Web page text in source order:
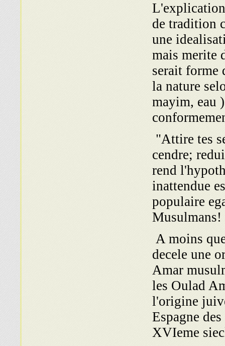
de tradition
une
mais merite
serait forme
la nature
mayim, eau
"Attire tes
cendre;
rend
inattendue
populaire
Musulmans!
A moins
decele une
Amar
les Oulad
l'origine
Espagne
XVIeme